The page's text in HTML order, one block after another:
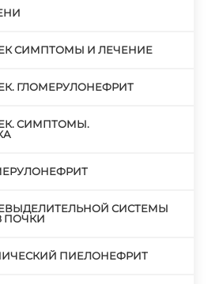
СИМПТОМЫ И ЛЕЧЕНИЕ
ГЛОМЕРУЛОНЕФРИТ
СИМПТОМЫ.
СИСТЕМЫ
ПОЧКИ
ПИЕЛОНЕФРИТ